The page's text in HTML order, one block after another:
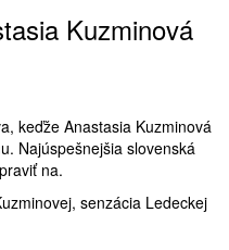
Kuzminová
keďže Anastasia Kuzminová
Najúspešnejšia slovenská
na.